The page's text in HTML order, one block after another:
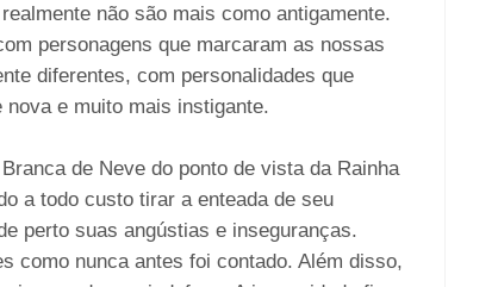
não são mais como antigamente.
personagens que marcaram as nossas
diferentes, com personalidades que
e muito mais instigante.
de Neve do ponto de vista da Rainha
a todo custo tirar a enteada de seu
perto suas angústias e inseguranças.
como nunca antes foi contado. Além disso,